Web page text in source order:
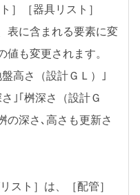
］［器具リスト］
表に含まれる要素に変
も変更されます。
高さ（設計ＧＬ）｣
｣｢桝深さ（設計Ｇ
の深さ､高さも更新さ
スト］は、［配管］